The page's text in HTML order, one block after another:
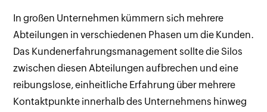
In großen Unternehmen kümmern sich mehrere
Abteilungen in verschiedenen Phasen um die Kunden.
Das Kundenerfahrungsmanagement sollte die Silos
zwischen diesen Abteilungen aufbrechen und eine
reibungslose, einheitliche Erfahrung über mehrere
Kontaktpunkte innerhalb des Unternehmens hinweg